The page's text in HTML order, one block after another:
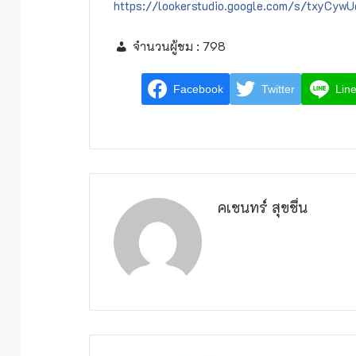
https://lookerstudio.google.com/s/
จำนวนผู้ชม : 798
Facebook Twitter Line
คเชนทร์ สุขชื่น